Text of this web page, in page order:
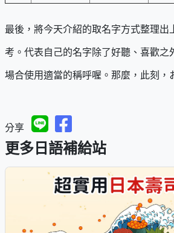
最後，將今天介紹的取名字方式整理出
考。代表自己的名字除了好聽、喜歡之
場合使用適當的稱呼喔。那麼，此刻，
分享
更多日語補給站